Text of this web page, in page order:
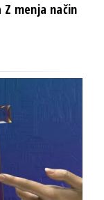
menja način